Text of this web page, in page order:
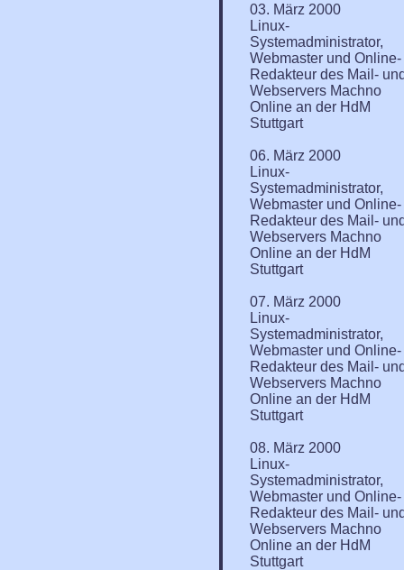
03. März 2000
Linux-
Systemadministrator,
Webmaster und Online-
Redakteur des Mail-
Webservers Machno
Online an der HdM
Stuttgart
06. März 2000
Linux-
Systemadministrator,
Webmaster und Online-
Redakteur des Mail-
Webservers Machno
Online an der HdM
Stuttgart
07. März 2000
Linux-
Systemadministrator,
Webmaster und Online-
Redakteur des Mail-
Webservers Machno
Online an der HdM
Stuttgart
08. März 2000
Linux-
Systemadministrator,
Webmaster und Online-
Redakteur des Mail-
Webservers Machno
Online an der HdM
Stuttgart